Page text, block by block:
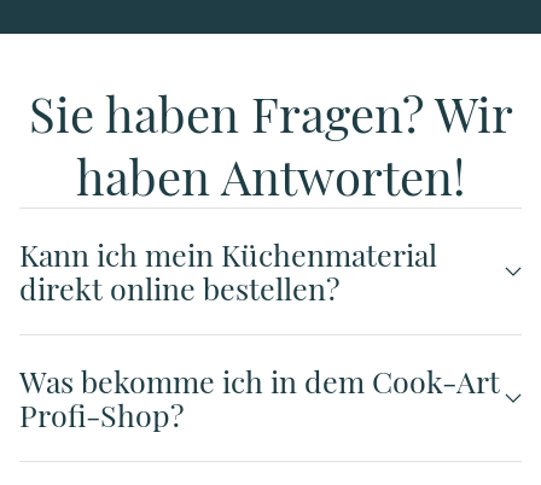
Sie haben Fragen? Wir
haben Antworten!
Kann ich mein Küchenmaterial
direkt online bestellen?
Was bekomme ich in dem Cook-Art
Profi-Shop?